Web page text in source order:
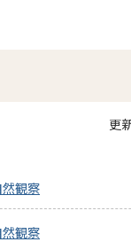
更
観察
観察